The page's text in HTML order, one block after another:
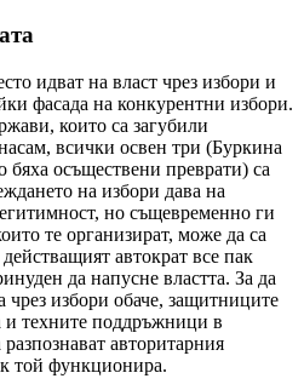
идват на власт чрез избори и
фасада на конкурентни избори.
които са загубили
всички освен три (Буркина
осъществени преврати) са
на избори дава на
но същевременно ги
те организират, може да са
автократ все пак
да напусне властта. За да
чрез избори обаче, защитниците
и техните поддръжници в
авторитарния
той функционира.